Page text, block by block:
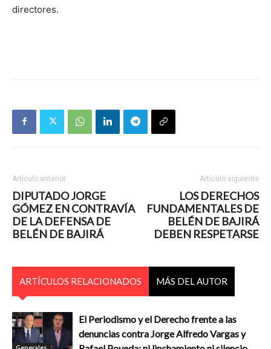
directores.
Artículo anterior
DIPUTADO JORGE
GÓMEZ EN CONTRAVÍA
DE LA DEFENSA DE
BELÉN DE BAJIRÁ
Artículo siguiente
LOS DERECHOS
FUNDAMENTALES DE
BELÉN DE BAJIRÁ
DEBEN RESPETARSE
ARTÍCULOS RELACIONADOS MÁS DEL AUTOR
El Periodismo y el Derecho frente a las
denuncias contra Jorge Alfredo Vargas y